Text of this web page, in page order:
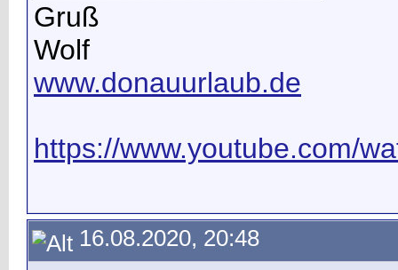
Gruß
Wolf
www.donauurlaub.de
https://www.youtube.com/
16.08.2020, 20:48